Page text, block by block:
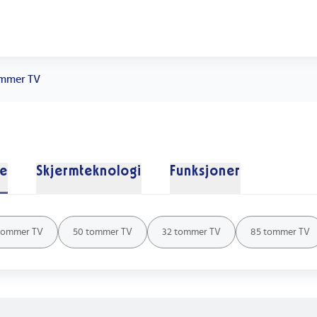
TV
Skjermteknologi Funksjoner
TV 50 tommer TV 32 tommer TV 85 tommer TV